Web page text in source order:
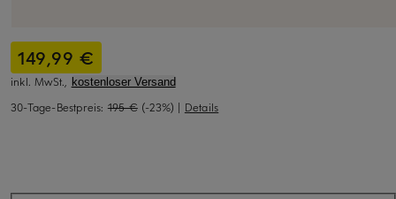
149,99 €
inkl. MwSt., kostenloser Versand
30-Tage-Bestpreis: 195 € (-23%) | Details